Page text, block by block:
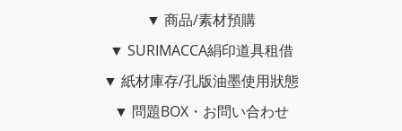
▼ 商品/素材預購
▼ SURIMACCA絹印道具租借
▼ 紙材庫存/孔版油墨使用狀態
▼ 問題BOX・お問い合わせ